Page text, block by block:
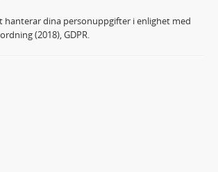
hanterar dina personuppgifter i enlighet med
(2018), GDPR.